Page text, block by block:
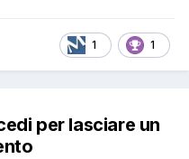
1 1
per lasciare un